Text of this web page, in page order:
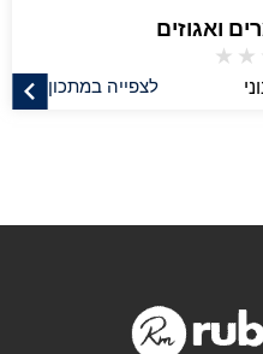
ואגוזים
★
★
לצפייה במתכון